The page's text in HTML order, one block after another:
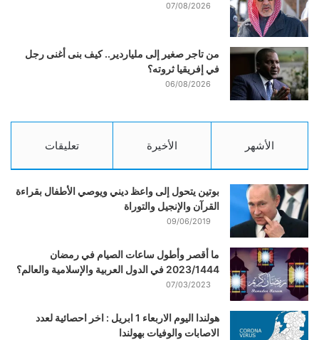
07/08/2026
من تاجر صغير إلى ملياردير.. كيف بنى أغنى رجل
في إفريقيا ثروته؟
06/08/2026
الأشهر الأخيرة تعليقات
بوتين يتحول إلى واعظ ديني ويوصي الأطفال بقراءة
القرآن والإنجيل والتوراة
09/06/2019
ما أقصر وأطول ساعات الصيام في رمضان
2023/1444 في الدول العربية والإسلامية والعالم؟
07/03/2023
هولندا اليوم الاربعاء 1 ابريل : اخر احصائية لعدد
الاصابات والوفيات بهولندا